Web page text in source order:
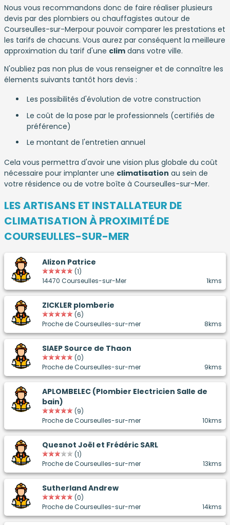
Nous vous recommandons donc de faire réaliser plusieurs
devis par des plombiers ou chauffagistes autour de
Courseulles-sur-Merpour pouvoir comparer les prestations et
les tarifs de chacuns. Vous aurez par conséquent la meilleure
approximation du tarif d'une clim dans votre ville.
N'oubliez pas non plus de vous renseigner et de connaître les
élements suivants tantôt hors devis :
Les possibilités d'évolution de votre construction
Le coût de la pose par le professionnels (certifiés de
préférence)
Le montant de l'entretien annuel
Cela vous permettra d'avoir une vision plus globale du coût
nécessaire pour implanter une climatisation au sein de
votre résidence ou de votre boîte à Courseulles-sur-Mer.
LES ARTISANS ET INSTALLATEUR DE
CLIMATISATION À PROXIMITÉ DE
COURSEULLES-SUR-MER
Alizon Patrice
(1)
14470 Courseulles-sur-Mer
1kms
ZICKLER plomberie
(6)
Proche de Courseulles-sur-mer
8kms
SIAEP Source de Thaon
(0)
Proche de Courseulles-sur-mer
9kms
APLOMBELEC (Plombier Electricien Salle de
bain)
(9)
Proche de Courseulles-sur-mer
10kms
Quesnot Joël et Frédéric SARL
(1)
Proche de Courseulles-sur-mer
13kms
Sutherland Andrew
(0)
Proche de Courseulles-sur-mer
14kms